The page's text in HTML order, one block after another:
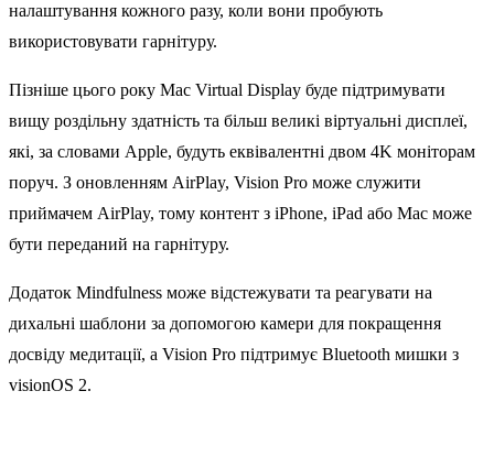
налаштування кожного разу, коли вони пробують
використовувати гарнітуру.
Пізніше цього року Mac Virtual Display буде підтримувати
вищу роздільну здатність та більш великі віртуальні дисплеї,
які, за словами Apple, будуть еквівалентні двом 4K моніторам
поруч. З оновленням AirPlay, Vision Pro може служити
приймачем ‌AirPlay‌, тому контент з iPhone, iPad або Mac може
бути переданий на гарнітуру.
Додаток Mindfulness може відстежувати та реагувати на
дихальні шаблони за допомогою камери для покращення
досвіду медитації, а Vision Pro підтримує Bluetooth мишки з
‌visionOS 2‌.